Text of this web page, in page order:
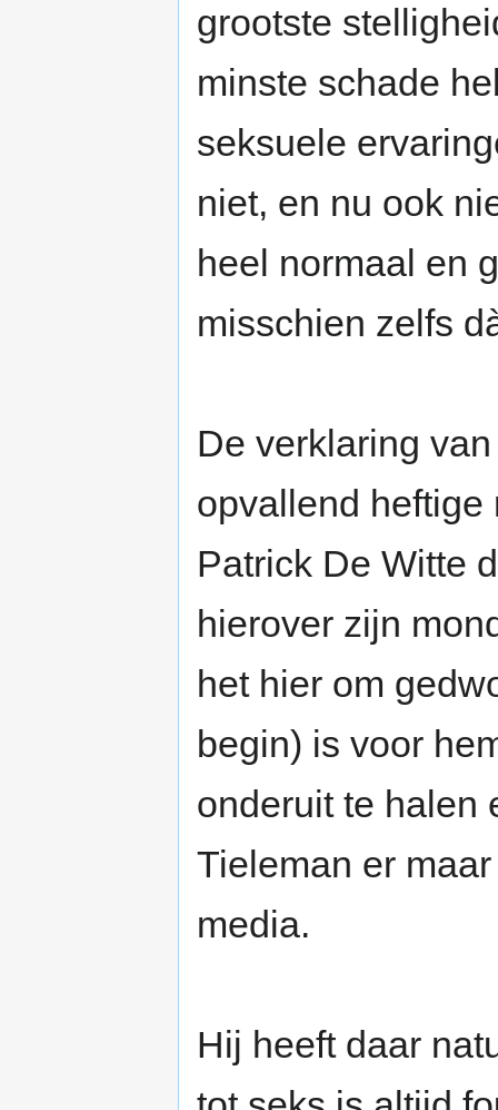
grootste
minste schade
seksuele
niet, en nu ook
heel normaal en
misschien zelfs
De verklaring
opvallend heftige
Patrick De Witte
hierover zijn
het hier om
begin) is voor
onderuit te halen
Tieleman er
media.
Hij heeft daar